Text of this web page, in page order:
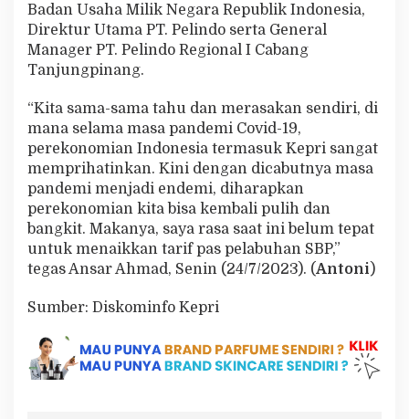
Badan Usaha Milik Negara Republik Indonesia,
Direktur Utama PT. Pelindo serta General
Manager PT. Pelindo Regional I Cabang
Tanjungpinang.
“Kita sama-sama tahu dan merasakan sendiri, di
mana selama masa pandemi Covid-19,
perekonomian Indonesia termasuk Kepri sangat
memprihatinkan. Kini dengan dicabutnya masa
pandemi menjadi endemi, diharapkan
perekonomian kita bisa kembali pulih dan
bangkit. Makanya, saya rasa saat ini belum tepat
untuk menaikkan tarif pas pelabuhan SBP,”
tegas Ansar Ahmad, Senin (24/7/2023). (Antoni)
Sumber: Diskominfo Kepri